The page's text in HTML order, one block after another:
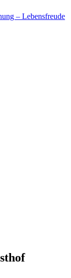
– Lebensfreude